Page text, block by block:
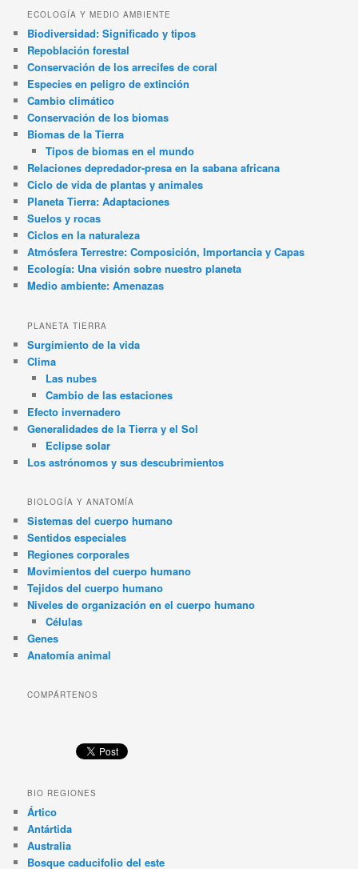
ECOLOGÍA Y MEDIO AMBIENTE
Biodiversidad: Significado y tipos
Repoblación forestal
Conservación de los arrecifes de coral
Especies en peligro de extinción
Cambio climático
Conservación de los biomas
Biomas de la Tierra
Tipos de biomas en el mundo
Relaciones depredador-presa en la sabana africana
Ciclo de vida de plantas y animales
Planeta Tierra: Adaptaciones
Suelos y rocas
Ciclos en la naturaleza
Atmósfera Terrestre: Composición, Importancia y Capas
Ecología: Una visión sobre nuestro planeta
Medio ambiente: Amenazas
PLANETA TIERRA
Surgimiento de la vida
Clima
Las nubes
Cambio de las estaciones
Efecto invernadero
Generalidades de la Tierra y el Sol
Eclipse solar
Los astrónomos y sus descubrimientos
BIOLOGÍA Y ANATOMÍA
Sistemas del cuerpo humano
Sentidos especiales
Regiones corporales
Movimientos del cuerpo humano
Tejidos del cuerpo humano
Niveles de organización en el cuerpo humano
Células
Genes
Anatomía animal
COMPÁRTENOS
BIO REGIONES
Ártico
Antártida
Australia
Bosque caducifolio del este